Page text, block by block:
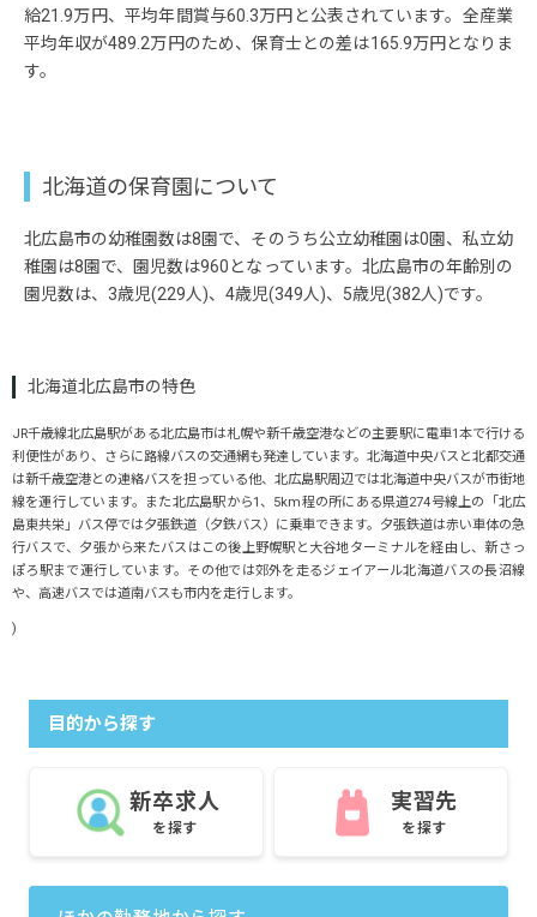
給21.9万円、平均年間賞与60.3万円と公表されています。全産業
平均年収が489.2万円のため、保育士との差は165.9万円となりま
す。
北海道の保育園について
北広島市の幼稚園数は8園で、そのうち公立幼稚園は0園、私立幼
稚園は8園で、園児数は960となっています。北広島市の年齢別の
園児数は、3歳児(229人)、4歳児(349人)、5歳児(382人)です。
北海道北広島市の特色
JR千歳線北広島駅がある北広島市は札幌や新千歳空港などの主要駅に電車1本で行ける
利便性があり、さらに路線バスの交通網も発達しています。北海道中央バスと北都交通
は新千歳空港との連絡バスを担っている他、北広島駅周辺では北海道中央バスが市街地
線を運行しています。また北広島駅から1、5km程の所にある県道274号線上の「北広
島東共栄」バス停では夕張鉄道（夕鉄バス）に乗車できます。夕張鉄道は赤い車体の急
行バスで、夕張から来たバスはこの後上野幌駅と大谷地ターミナルを経由し、新さっ
ぽろ駅まで運行しています。その他では郊外を走るジェイアール北海道バスの長沼線
や、高速バスでは道南バスも市内を走行します。
)
目的から探す
新卒求人
を探す
実習先
を探す